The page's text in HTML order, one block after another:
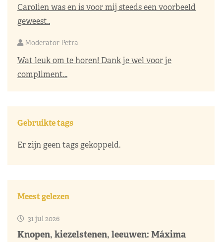
Carolien was en is voor mij steeds een voorbeeld
geweest..
Moderator Petra
Wat leuk om te horen! Dank je wel voor je
compliment...
Gebruikte tags
Er zijn geen tags gekoppeld.
Meest gelezen
31 jul 2026
Knopen, kiezelstenen, leeuwen: Máxima